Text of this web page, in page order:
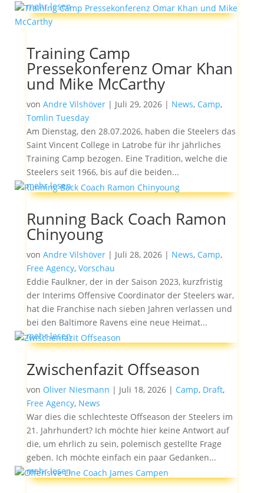
mehr lesen
Training Camp
Pressekonferenz Omar Khan
und Mike McCarthy
von Andre Vilshöver| Juli 29, 2026| News, Camp,
Tomlin Tuesday
Am Dienstag, den 28.07.2026, haben die Steelers das
Saint Vincent College in Latrobe für ihr jährliches
Training Camp bezogen. Eine Tradition, welche die
Steelers seit 1966, bis auf die beiden...
mehr lesen
Running Back Coach Ramon
Chinyoung
von Andre Vilshöver| Juli 28, 2026| News, Camp,
Free Agency, Vorschau
Eddie Faulkner, der in der Saison 2023, kurzfristig
der Interims Offensive Coordinator der Steelers war,
hat die Franchise nach sieben Jahren verlassen und
bei den Baltimore Ravens eine neue Heimat...
mehr lesen
Zwischenfazit Offseason
von Oliver Niesmann | Juli 18, 2026| Camp, Draft,
Free Agency, News
War dies die schlechteste Offseason der Steelers im
21. Jahrhundert? Ich möchte hier keine Antwort auf
die, um ehrlich zu sein, polemisch gestellte Frage
geben. Ich möchte einfach ein paar Gedanken...
mehr lesen